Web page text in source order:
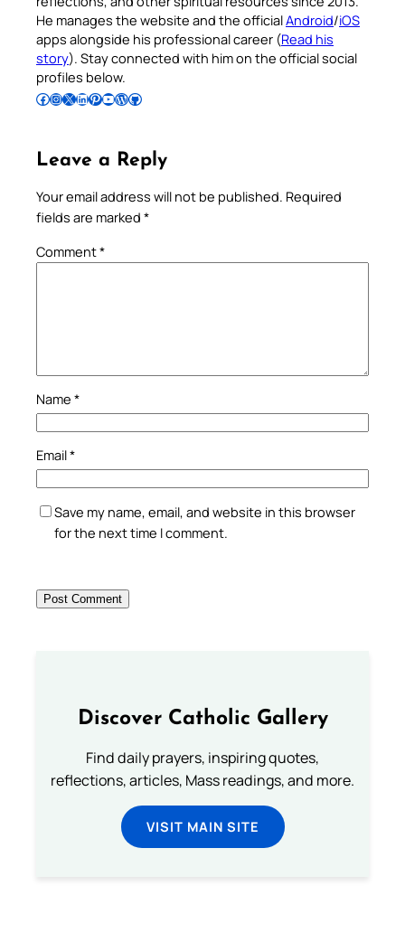
He manages the website and the officialAndroid/iOS
apps alongside his professional career (Read his
story). Stay connected with him on the official social
profiles below.
Follow Pradeep on Facebook Follow Pradeep on InstagramFollow Pradeep on X Follow Pradeep on LinkedIn Follow Pradeep on Pinterest Subscribe to Pradeep’s Youtube Channel Follow Pradeep on WordPress Follow Pradeep on GitHub
Leave a Reply
Your email address will not be published. Required
fields are marked *
Comment*
Name *
Email*
Save my name, email, and website in this browser
for the next time I comment.
Discover Catholic Gallery
Find daily prayers, inspiring quotes,
reflections, articles, Mass readings, and more.
VISIT MAIN SITE